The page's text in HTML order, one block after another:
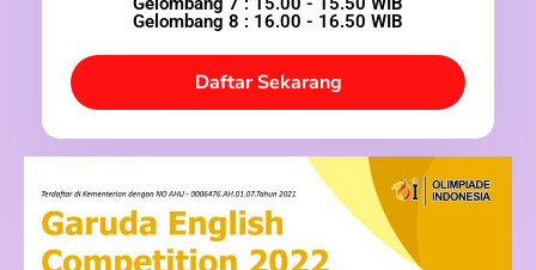
Gelombang 8 : 16.00 - 16.50 WIB
Daftar Sekarang